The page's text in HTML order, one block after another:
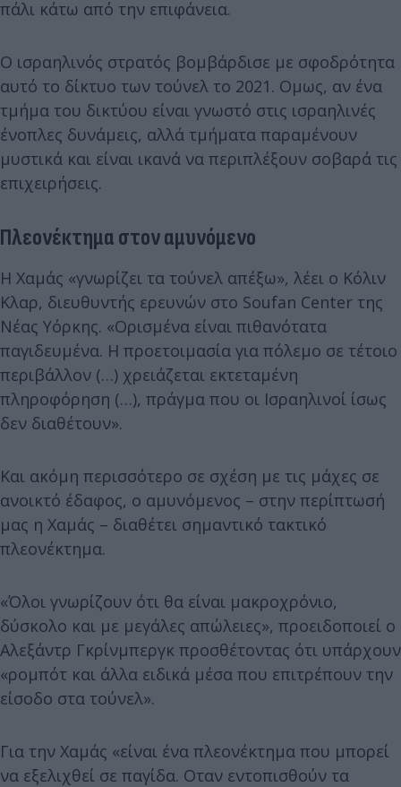
πάλι κάτω από την επιφάνεια.
Ο ισραηλινός στρατός βομβάρδισε με σφοδρότητα
αυτό το δίκτυο των τούνελ το 2021. Ομως, αν ένα
τμήμα του δικτύου είναι γνωστό στις ισραηλινές
ένοπλες δυνάμεις, αλλά τμήματα παραμένουν
μυστικά και είναι ικανά να περιπλέξουν σοβαρά τις
επιχειρήσεις.
Πλεονέκτημα στον αμυνόμενο
Η Χαμάς «γνωρίζει τα τούνελ απέξω», λέει ο Κόλιν
Κλαρ, διευθυντής ερευνών στο Soufan Center της
Νέας Υόρκης. «Ορισμένα είναι πιθανότατα
παγιδευμένα. Η προετοιμασία για πόλεμο σε τέτοιο
περιβάλλον (…) χρειάζεται εκτεταμένη
πληροφόρηση (…), πράγμα που οι Ισραηλινοί ίσως
δεν διαθέτουν».
Και ακόμη περισσότερο σε σχέση με τις μάχες σε
ανοικτό έδαφος, ο αμυνόμενος – στην περίπτωσή
μας η Χαμάς – διαθέτει σημαντικό τακτικό
πλεονέκτημα.
«Όλοι γνωρίζουν ότι θα είναι μακροχρόνιο,
δύσκολο και με μεγάλες απώλειες», προειδοποιεί ο
Αλεξάντρ Γκρίνμπεργκ προσθέτοντας ότι υπάρχουν
«ρομπότ και άλλα ειδικά μέσα που επιτρέπουν την
είσοδο στα τούνελ».
Για την Χαμάς «είναι ένα πλεονέκτημα που μπορεί
να εξελιχθεί σε παγίδα. Οταν εντοπισθούν τα